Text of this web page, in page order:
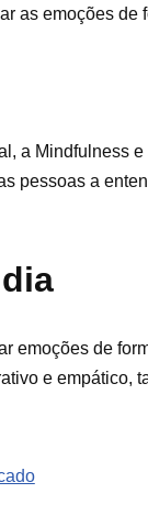
as emoções de
a Mindfulness
pessoas a
emoções de
e empático,